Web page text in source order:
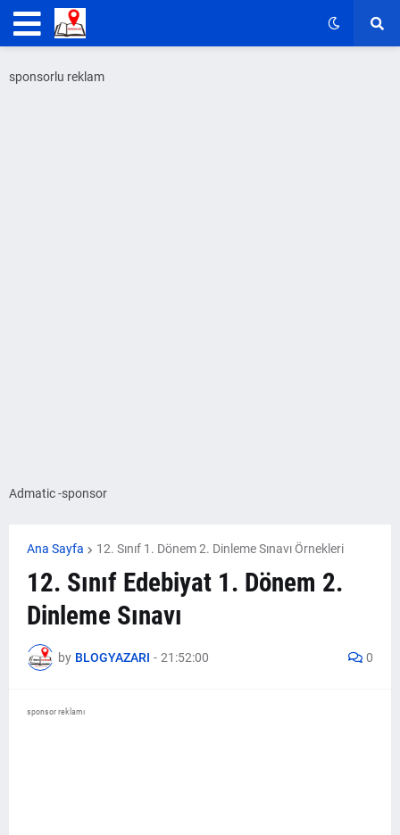
sponsorlu reklam
Admatic -sponsor
Ana Sayfa 12. Sınıf 1. Dönem 2. Dinleme Sınavı Örnekleri
12. Sınıf Edebiyat 1. Dönem 2.
Dinleme Sınavı
by BLOGYAZARI - 21:52:00 0
sponsor reklamı